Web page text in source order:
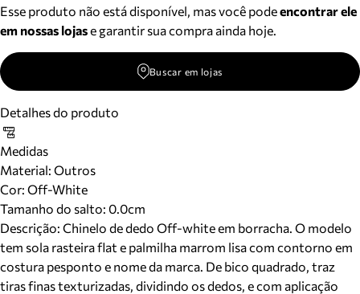
Esse produto não está disponível, mas você podeencontrar ele
em nossas lojase garantir sua compra ainda hoje.
Buscar em lojas
Detalhes do produto
Medidas
Material: Outros
Cor: Off-White
Tamanho do salto: 0.0cm
Descrição: Chinelo de dedo Off-white em borracha. O modelo
tem sola rasteira flat e palmilha marrom lisa com contorno em
costura pesponto e nome da marca. De bico quadrado, traz
tiras finas texturizadas, dividindo os dedos, e com aplicação